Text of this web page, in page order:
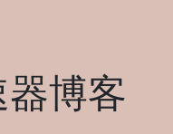
博客